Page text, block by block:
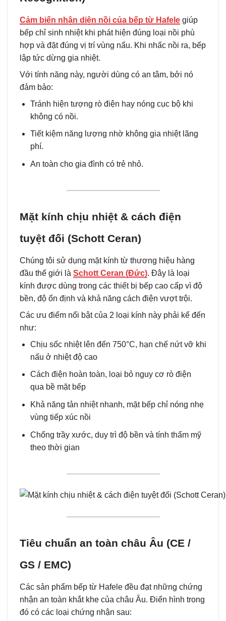
Cảm biến nhận diện nồi của bếp từ Hafele giúp
bếp chỉ sinh nhiệt khi phát hiện đúng loại nồi phù
hợp và đặt đúng vị trí vùng nấu. Khi nhấc nồi ra, bếp
lập tức dừng gia nhiệt.
Với tính năng này, người dùng có an tâm, bởi nó
đảm bảo:
Tránh hiện tượng rò điện hay nóng cục bộ khi
không có nồi.
Tiết kiệm năng lượng nhờ không gia nhiệt lãng
phí.
An toàn cho gia đình có trẻ nhỏ.
Mặt kính chịu nhiệt & cách điện
tuyệt đối (Schott Ceran)
Chúng tôi sử dụng mặt kính từ thương hiệu hàng
đầu thế giới là Schott Ceran (Đức). Đây là loại
kính được dùng trong các thiết bị bếp cao cấp vì độ
bền, độ ổn định và khả năng cách điện vượt trội.
Các ưu điểm nổi bật của 2 loại kính này phải kể đến
như:
Chịu sốc nhiệt lên đến 750°C, hạn chế nứt vỡ khi
nấu ở nhiệt độ cao
Cách điện hoàn toàn, loại bỏ nguy cơ rò điện
qua bề mặt bếp
Khả năng tản nhiệt nhanh, mặt bếp chỉ nóng nhẹ
vùng tiếp xúc nồi
Chống trầy xước, duy trì độ bền và tính thẩm mỹ
theo thời gian
Tiêu chuẩn an toàn châu Âu (CE /
GS / EMC)
Các sản phẩm bếp từ Hafele đều đạt những chứng
nhận an toàn khắt khe của châu Âu. Điển hình trong
đó có các loại chứng nhận sau: